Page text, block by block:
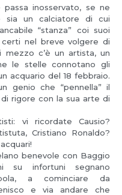
inosservato, se ne
sia un calciatore di cui
“stanza” coi suoi
nel breve volgere di
mezzo c’è un artista, un
le stelle connotano gli
acquario del 18 febbraio.
genio che “pennella” il
di rigore con la sua arte di
vi ricordate Causio?
Cristiano Ronaldo?
benevole con Baggio
su infortuni segnano
a cominciare da
e via andare che